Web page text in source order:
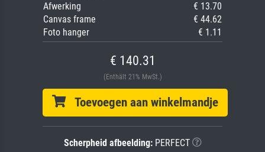
Afwerking
€ 13.70
Canvas frame
€ 44.62
Foto hanger
€ 1.11
€ 140.31
(Enthält 21% MwSt.)
Toevoegen aan winkelmandje
Scherpheid afbeelding:PERFECT